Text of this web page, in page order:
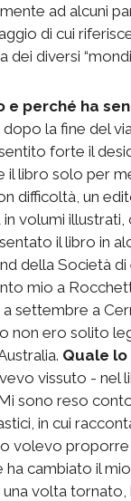
ad alcuni
di cui
dei diversi
e perché ha
la fine del
forte il
il libro solo per
difficoltà, un
volumi
il libro in
della Società
mio a
a settembre a
non ero solito
Quale
vissuto - nel
sono reso
in cui
volevo proporre
cambiato il
una volta